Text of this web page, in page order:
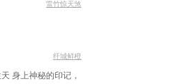
到底谁在说谎
雷竹惊天煞
纤城鲜橙
身上神秘的印记，